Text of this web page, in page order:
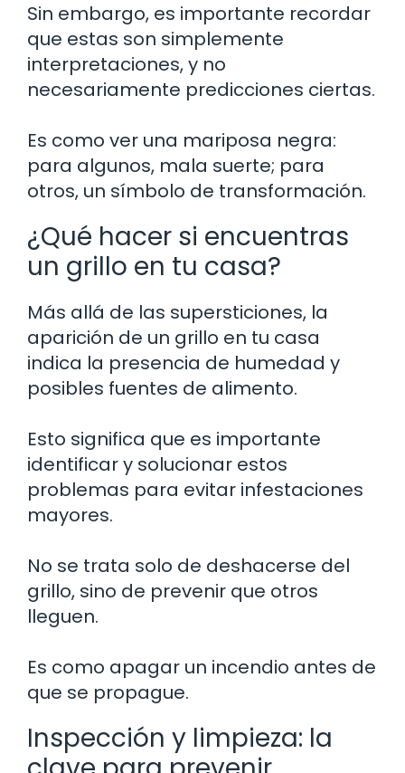
Sin embargo, es importante recordar
que estas son simplemente
interpretaciones, y no
necesariamente predicciones ciertas.
Es como ver una mariposa negra:
para algunos, mala suerte; para
otros, un símbolo de transformación.
¿Qué hacer si encuentras
un grillo en tu casa?
Más allá de las supersticiones, la
aparición de un grillo en tu casa
indica la presencia de humedad y
posibles fuentes de alimento.
Esto significa que es importante
identificar y solucionar estos
problemas para evitar infestaciones
mayores.
No se trata solo de deshacerse del
grillo, sino de prevenir que otros
lleguen.
Es como apagar un incendio antes de
que se propague.
Inspección y limpieza: la